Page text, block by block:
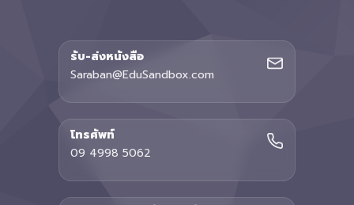
รับ-ส่งหนังสือ
Saraban@EduSandbox.com
โทรศัพท์
09 4998 5062